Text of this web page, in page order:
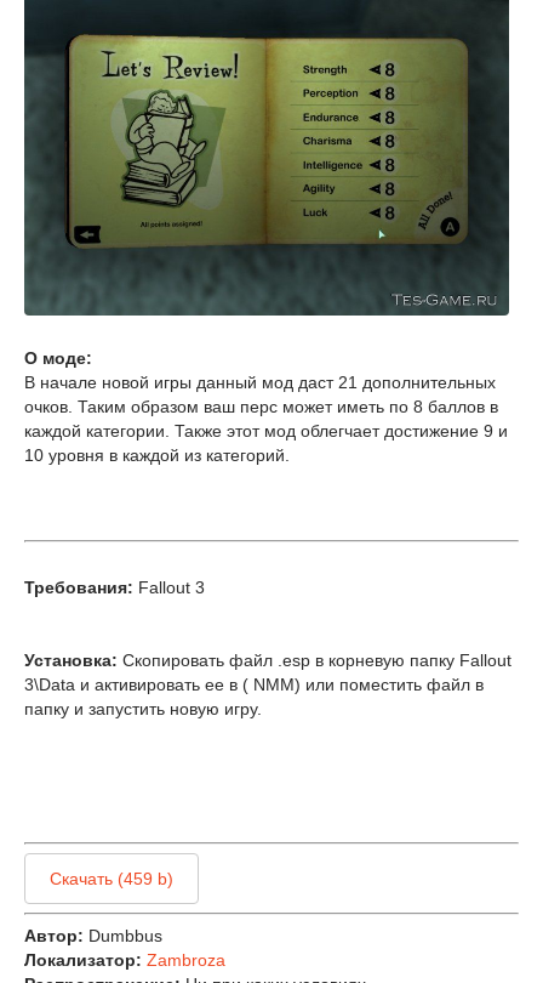
О моде:
В начале новой игры данный мод даст 21 дополнительных
очков. Таким образом ваш перс может иметь по 8 баллов в
каждой категории. Также этот мод облегчает достижение 9 и
10 уровня в каждой из категорий.
Требования: Fallout 3
Установка: Cкопировать файл .esp в корневую папку Fallout
3\Data и активировать ее в ( NMM) или поместить файл в
папку и запустить новую игру.
Скачать (459 b)
Автор: Dumbbus
Локализатор: Zambroza